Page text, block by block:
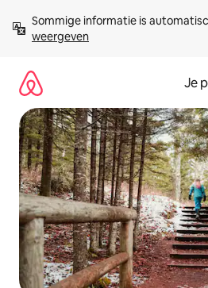
direct
naar
Sommige informatie is
weergeven
Je